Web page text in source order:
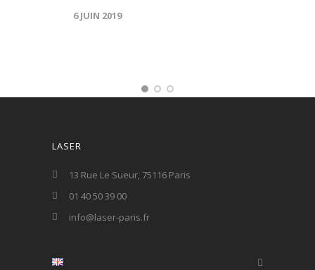
6 JUIN 2019
LASER
13 Rue Le Sueur, 75116 Paris
01 40 50 39 00
info@laser-paris.fr